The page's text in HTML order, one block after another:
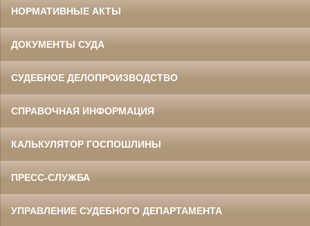
НОРМАТИВНЫЕ АКТЫ
ДОКУМЕНТЫ СУДА
СУДЕБНОЕ ДЕЛОПРОИЗВОДСТВО
СПРАВОЧНАЯ ИНФОРМАЦИЯ
КАЛЬКУЛЯТОР ГОСПОШЛИНЫ
ПРЕСС-СЛУЖБА
УПРАВЛЕНИЕ СУДЕБНОГО ДЕПАРТАМЕНТА